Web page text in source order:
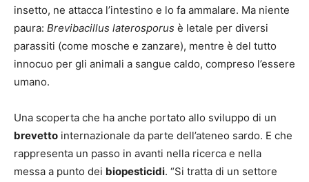
insetto, ne attacca l’intestino e lo fa ammalare. Ma niente
paura: Brevibacillus laterosporus è letale per diversi
parassiti (come mosche e zanzare), mentre è del tutto
innocuo per gli animali a sangue caldo, compreso l’essere
umano.
Una scoperta che ha anche portato allo sviluppo di un
brevetto internazionale da parte dell’ateneo sardo. E che
rappresenta un passo in avanti nella ricerca e nella
messa a punto dei biopesticidi. “Si tratta di un settore